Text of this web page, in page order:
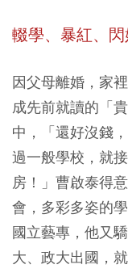
輟學、暴紅、
因父母離婚，家
成先前就讀的「
中，「還好沒錢
過一般學校，就
房！」曹啟泰得
會，多彩多姿的
國立藝專，他又
大、政大出國，